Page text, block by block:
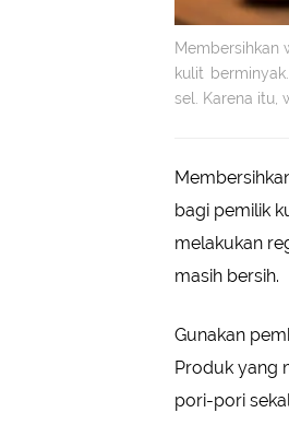
Membersihkan
kulit
sel. Karena itu,
bagi pemilik
melakukan
masih bersih.
Gunakan
Produk yang
pori-pori